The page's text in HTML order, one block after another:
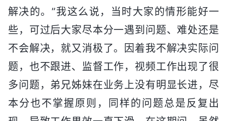
解决的。”我这么说，当时大家的情形能好一
些，可过后大家尽本分一遇到问题、难处还是
不会解决，就又消极了。因着我不解决实际问
题，也不跟进、监督工作，视频工作出现了很
多问题，弟兄姊妹在业务上没有明显长进，尽
本分也不掌握原则，同样的问题总是反复出